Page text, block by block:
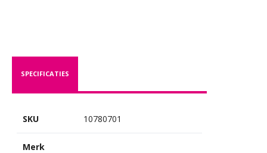
SPECIFICATIES
SKU 10780701
Merk